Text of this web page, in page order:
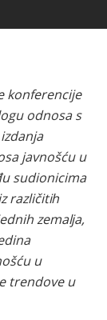
konferencije
odnosa s
javnošću u
sudionicima
različitih
zemalja,
u
trendove u